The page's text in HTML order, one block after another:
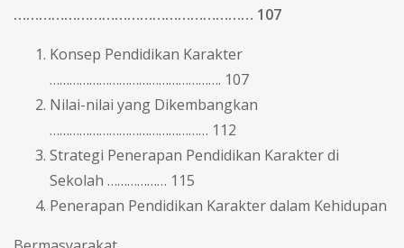
………………………………………………… 107
Konsep Pendidikan Karakter
……………………………………………. 107
Nilai-nilai yang Dikembangkan
………………………………………… 112
Strategi Penerapan Pendidikan Karakter di
Sekolah ……………… 115
Penerapan Pendidikan Karakter dalam Kehidupan